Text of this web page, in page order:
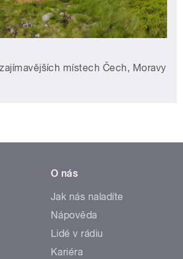
místech Čech, Moravy
O nás
Jak nás naladíte
Nápověda
Lidé v rádiu
Kariéra